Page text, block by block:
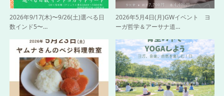
2026年9/17(木)〜9/26(土)選べる日
数インド5〜…
2026年5月4日(月)GWイベント ヨ
ーガ哲学＆アーサナ道…